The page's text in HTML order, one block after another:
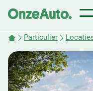
Particulier